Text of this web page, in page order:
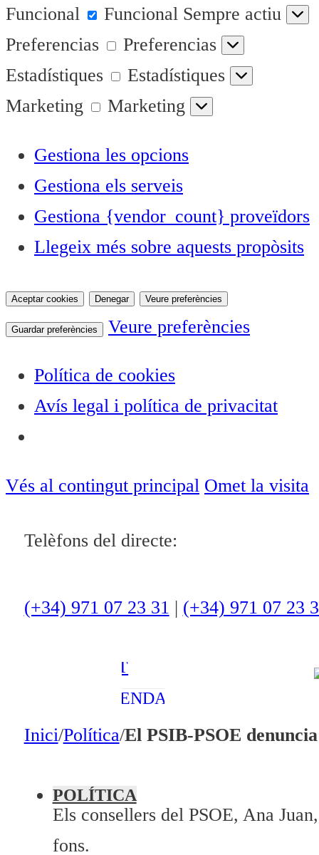
Funcional
Funcional Sempre actiu
Preferencias
Preferencias
Estadístiques
Estadístiques
Marketing
Marketing
Gestiona les opcions
Gestiona els serveis
Gestiona {vendor_count} proveïdors
Llegeix més sobre aquests propòsits
Aceptar cookies Denegar Veure preferències
Guardar preferències Veure preferències
Política de cookies
Avís legal i política de privacitat
Vés al contingut principal Omet la visita
Telèfons del directe:
(+34) 971 07 23 31 | (+34) 971 07 23
ACTUALITAT
OCI
ENTREVISTES
AMBIENT
AGENDA
En directe
Programació
Qui som?
Inici/Política/El PSIB-PSOE
Els consellers del PSOE, Ana
fons.
POLÍTICA